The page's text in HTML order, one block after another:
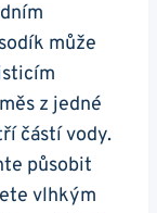
může
z jedné
částí vody.
působit
vlhkým